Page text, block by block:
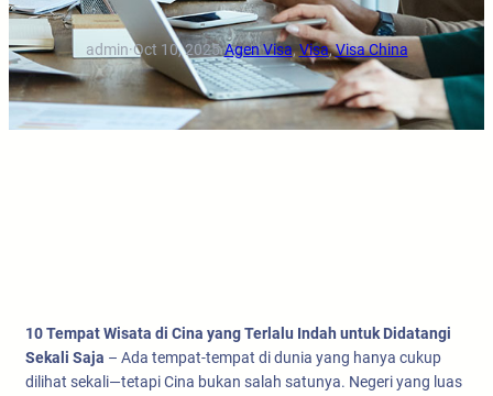
admin·Oct 10, 2025·Agen Visa, Visa, Visa China
10 Tempat Wisata di Cina yang Terlalu Indah untuk Didatangi
Sekali Saja – Ada tempat-tempat di dunia yang hanya cukup
dilihat sekali—tetapi Cina bukan salah satunya. Negeri yang luas